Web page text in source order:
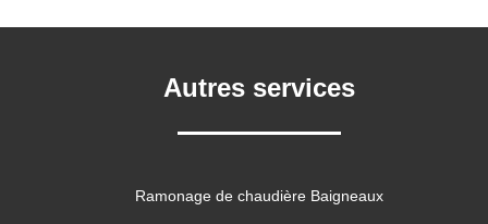
Autres services
Ramonage de chaudière Baigneaux